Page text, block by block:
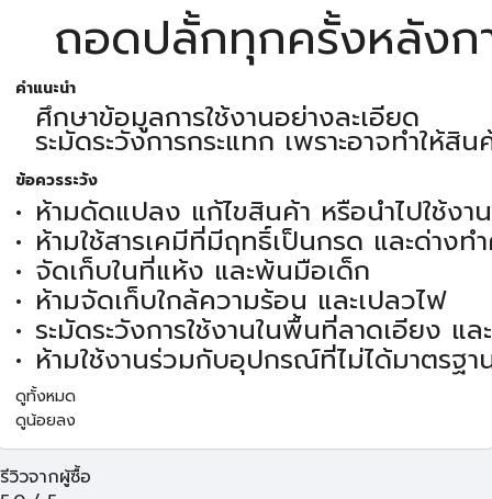
ถอดปลั้กทุกครั้งหลังก
คำแนะนำ
ศึกษาข้อมูลการใช้งานอย่างละเอียด
ระมัดระวังการกระแทก เพราะอาจทำให้สิน
ข้อควรระวัง
ห้ามดัดแปลง แก้ไขสินค้า หรือนำไปใช้งา
ห้ามใช้สารเคมีที่มีฤทธิ์เป็นกรด และด่างท
จัดเก็บในที่แห้ง และพ้นมือเด็ก
ห้ามจัดเก็บใกล้ความร้อน และเปลวไฟ
ระมัดระวังการใช้งานในพื้นที่ลาดเอียง แล
ห้ามใช้งานร่วมกับอุปกรณ์ที่ไม่ได้มาตรฐา
ดูทั้งหมด
ดูน้อยลง
รีวิวจากผู้ซื้อ